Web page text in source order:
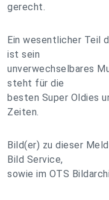
gerecht.
Ein wesentlicher Teil
ist sein
unverwechselbares
steht für die
besten Super Oldies
Zeiten.
Bild(er) zu dieser
Bild Service,
sowie im OTS